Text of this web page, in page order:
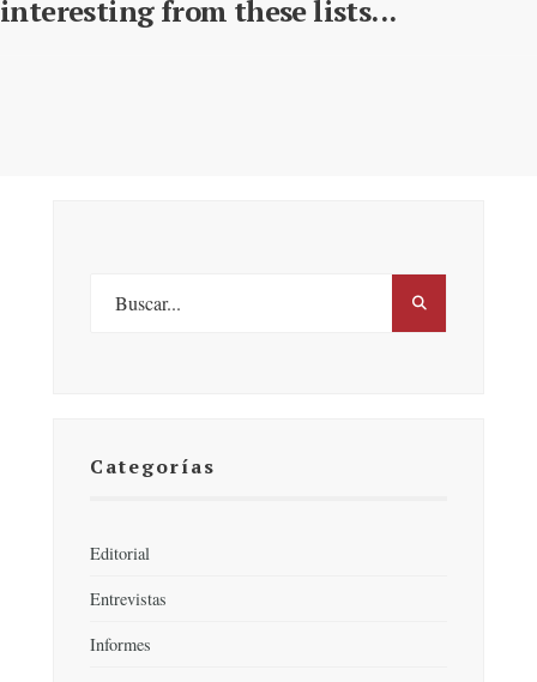
interesting from these lists...
Categorías
Editorial
Entrevistas
Informes